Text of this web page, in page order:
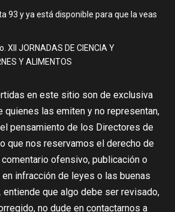
93 y ya está disponible para que la veas
XII JORNADAS DE CIENCIA Y
Y ALIMENTOS
en este sitio son de exclusiva
quienes las emiten y no representan,
pensamiento de los Directores de
que nos reservamos el derecho de
ofensivo, publicación o
infracción de leyes o las buenas
entiende que algo debe ser revisado,
no dude en contactarnos a